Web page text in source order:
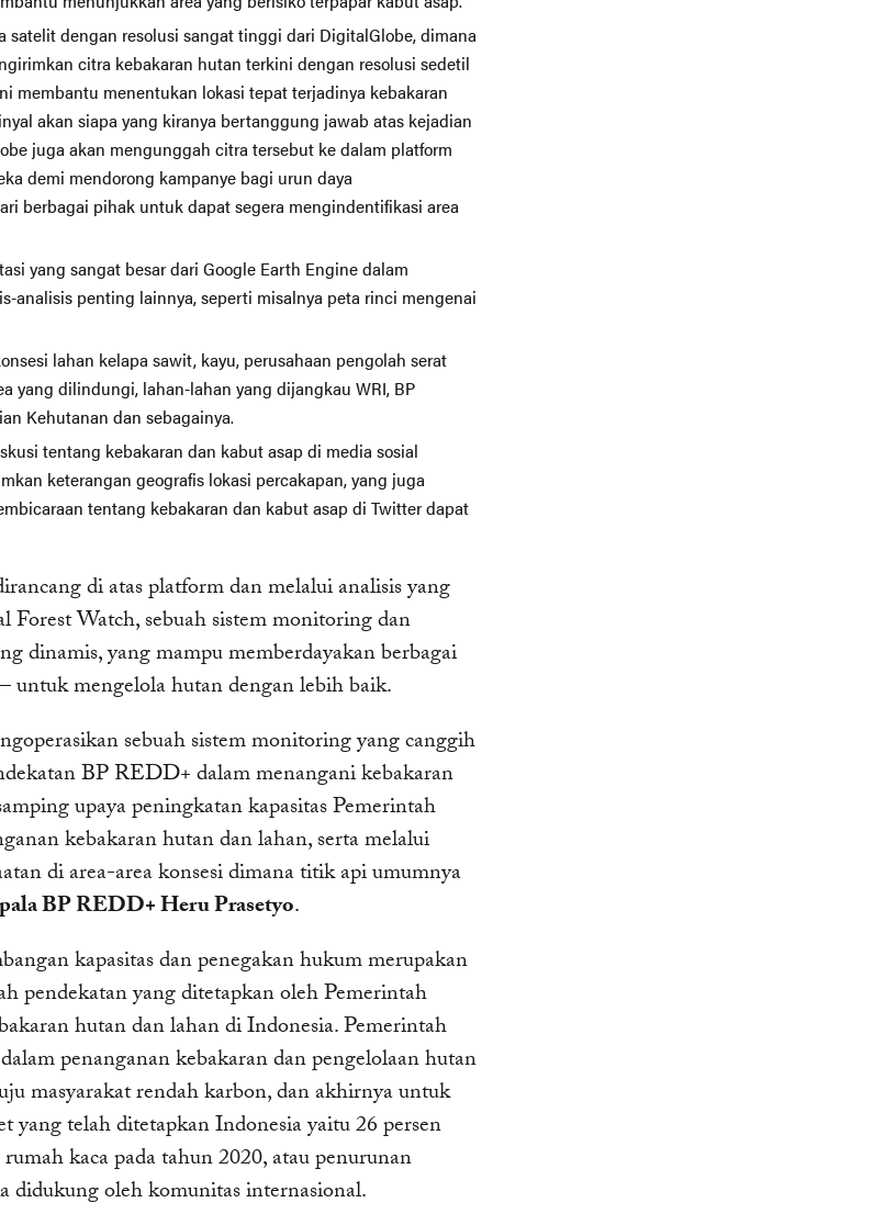
satelit dengan resolusi sangat tinggi dari DigitalGlobe, dimana
citra kebakaran hutan terkini dengan resolusi sedetil
membantu menentukan lokasi tepat terjadinya kebakaran
akan siapa yang kiranya bertanggung jawab atas kejadian
juga akan mengunggah citra tersebut ke dalam platform
demi mendorong kampanye bagi urun daya
berbagai pihak untuk dapat segera mengindentifikasi area
yang sangat besar dari Google Earth Engine dalam
analisis penting lainnya, seperti misalnya peta rinci mengenai
lahan kelapa sawit, kayu, perusahaan pengolah serat
yang dilindungi, lahan-lahan yang dijangkau WRI, BP
Kehutanan dan sebagainya.
tentang kebakaran dan kabut asap di media sosial
keterangan geografis lokasi percakapan, yang juga
tentang kebakaran dan kabut asap di Twitter dapat
di atas platform dan melalui analisis yang
Forest Watch, sebuah sistem monitoring dan
dinamis, yang mampu memberdayakan berbagai
untuk mengelola hutan dengan lebih baik.
sebuah sistem monitoring yang canggih
BP REDD+ dalam menangani kebakaran
upaya peningkatan kapasitas Pemerintah
kebakaran hutan dan lahan, serta melalui
di area-area konsesi dimana titik api umumnya
BP REDD+ Heru Prasetyo.
kapasitas dan penegakan hukum merupakan
pendekatan yang ditetapkan oleh Pemerintah
hutan dan lahan di Indonesia. Pemerintah
penanganan kebakaran dan pengelolaan hutan
masyarakat rendah karbon, dan akhirnya untuk
yang telah ditetapkan Indonesia yaitu 26 persen
kaca pada tahun 2020, atau penurunan
didukung oleh komunitas internasional.